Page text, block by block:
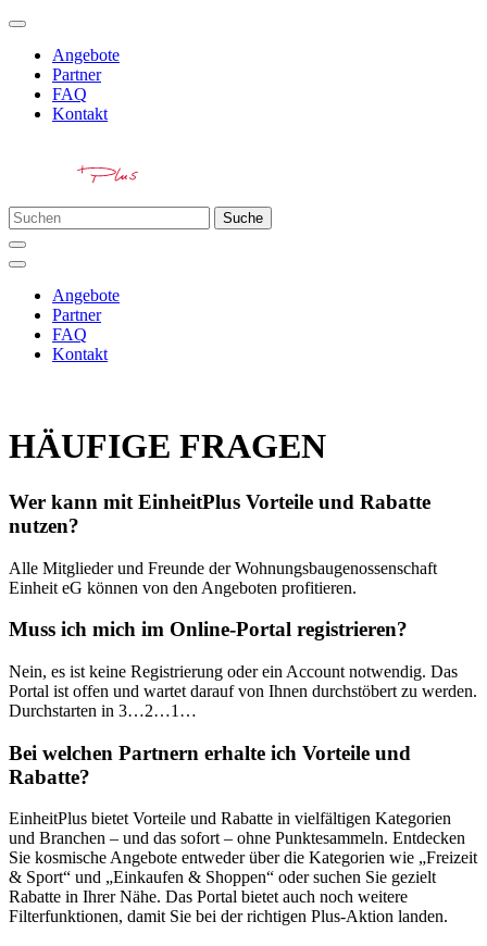
Angebote
Partner
FAQ
Kontakt
Suche
Angebote
Partner
FAQ
Kontakt
HÄUFIGE FRAGEN
Wer kann mit EinheitPlus Vorteile und Rabatte
nutzen?
Alle Mitglieder und Freunde der Wohnungsbaugenossenschaft
Einheit eG können von den Angeboten profitieren.
Muss ich mich im Online-Portal registrieren?
Nein, es ist keine Registrierung oder ein Account notwendig. Das
Portal ist offen und wartet darauf von Ihnen durchstöbert zu werden.
Durchstarten in 3…2…1…
Bei welchen Partnern erhalte ich Vorteile und
Rabatte?
EinheitPlus bietet Vorteile und Rabatte in vielfältigen Kategorien
und Branchen – und das sofort – ohne Punktesammeln. Entdecken
Sie kosmische Angebote entweder über die Kategorien wie „Freizeit
& Sport“ und „Einkaufen & Shoppen“ oder suchen Sie gezielt
Rabatte in Ihrer Nähe. Das Portal bietet auch noch weitere
Filterfunktionen, damit Sie bei der richtigen Plus-Aktion landen.